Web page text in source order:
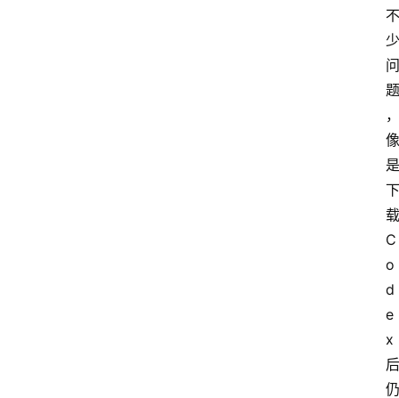
不
少
问
题
，
像
是
下
载
C
o
d
e
x
后
仍